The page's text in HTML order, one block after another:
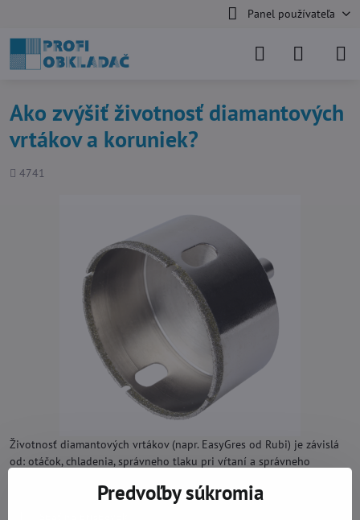
Panel používateľa
Ako zvýšiť životnosť diamantových
vrtákov a koruniek?
Počet
4741
Životnosť diamantových vrtákov (napr. EasyGres od Rubi) je závislá
od: otáčok, chladenia, správneho tlaku pri vŕtaní a správneho
Späť na príspevok
Predvoľby súkromia